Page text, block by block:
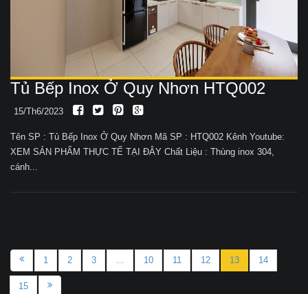
Tủ Bếp Inox Ở Quy Nhơn HTQ002
15/Th6/2023
Tên SP : Tủ Bếp Inox Ở Quy Nhơn Mã SP : HTQ002 Kênh Youtube:
XEM SẢN PHẨM THỰC TẾ TẠI ĐÂY Chất Liệu : Thùng inox 304,
cánh...
1 2 3 10 11 12 13 14
15